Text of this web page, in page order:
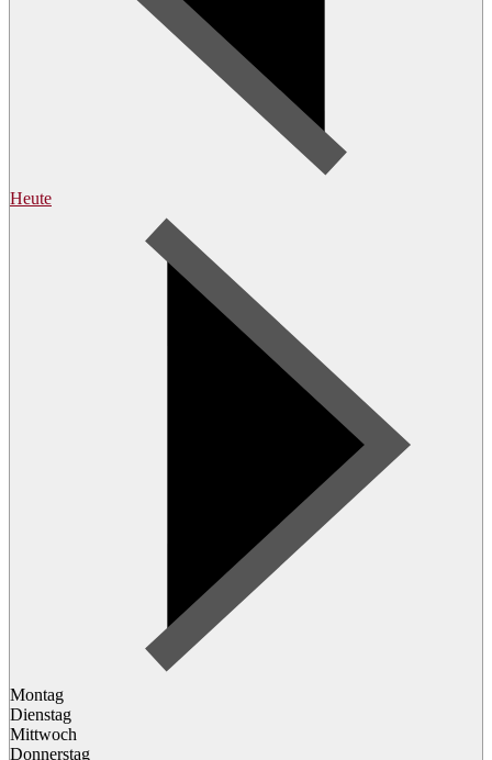
Heute
Montag
Dienstag
Mittwoch
Donnerstag